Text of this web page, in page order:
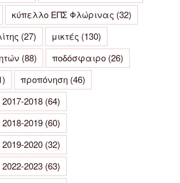
κύπελλο ΕΠΣ Φλώρινας (32)
(27) μικτές (130)
(88) ποδόσφαιρο (26)
προπόνηση (46)
2018 (64)
2019 (60)
2020 (32)
2023 (63)